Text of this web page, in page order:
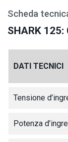
Scheda
SHARK 125:
DATI TECNICI
Tensione
Potenza